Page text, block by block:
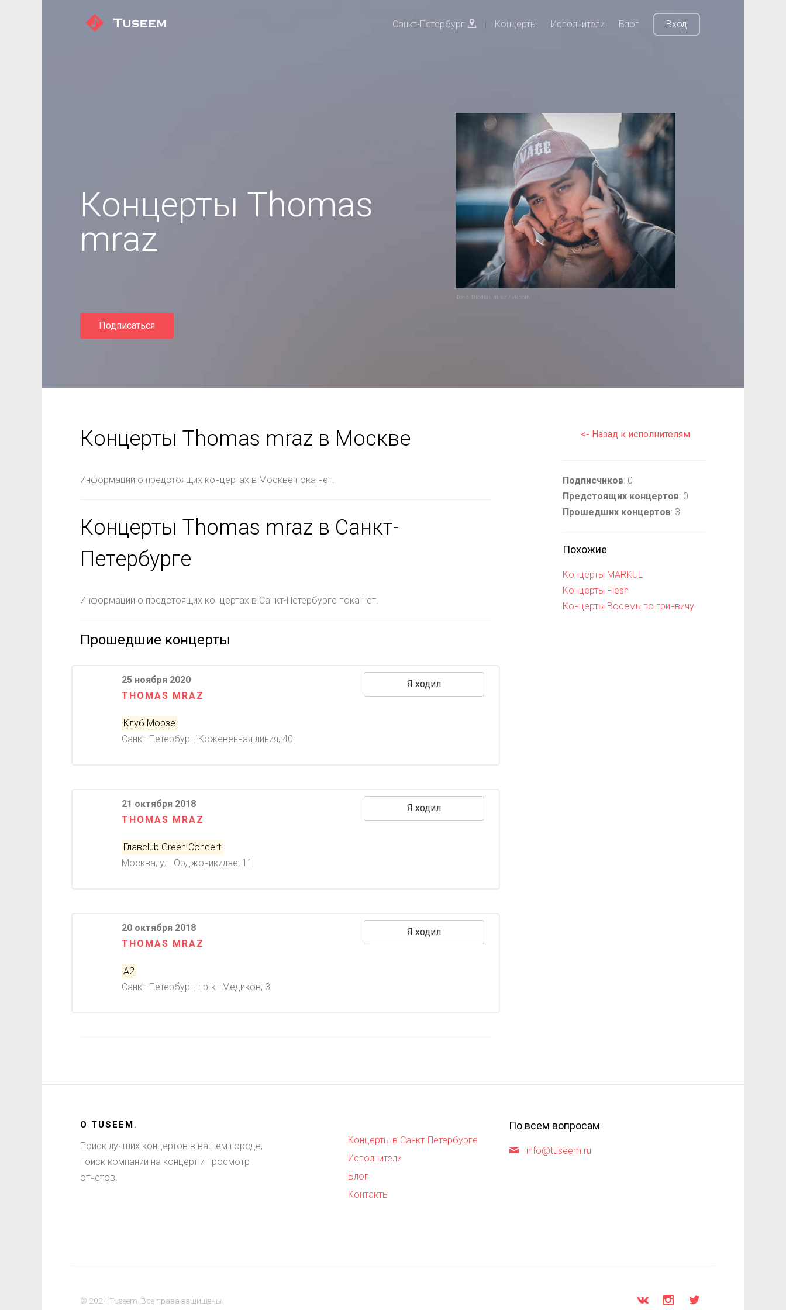
Санкт-Петербург | Концерты Исполнители Блог Вход
Концерты Thomas
mraz
Подписаться
Фото: Thomas mraz / vk.com
Концерты Thomas mraz в Москве
Информации о предстоящих концертах в Москве пока нет.
Концерты Thomas mraz в Санкт-
Петербурге
Информации о предстоящих концертах в Санкт-Петербурге пока нет.
Прошедшие концерты
25 ноября 2020
THOMAS MRAZ
Клуб Морзе
Санкт-Петербург, Кожевенная линия, 40
Я ходил
21 октября 2018
THOMAS MRAZ
Главclub Green Concert
Москва, ул. Орджоникидзе, 11
Я ходил
20 октября 2018
THOMAS MRAZ
A2
Санкт-Петербург, пр-кт Медиков, 3
Я ходил
<- Назад к исполнителям
Подписчиков: 0
Предстоящих концертов: 0
Прошедших концертов: 3
Похожие
Концерты MARKUL
Концерты Flesh
Концерты Восемь по гринвичу
О TUSEEM.
Поиск лучших концертов в вашем городе,
поиск компании на концерт и просмотр
отчетов.
Концерты в Санкт-Петербурге
Исполнители
Блог
Контакты
По всем вопросам
info@tuseem.ru
© 2024 Tuseem. Все права защищены.